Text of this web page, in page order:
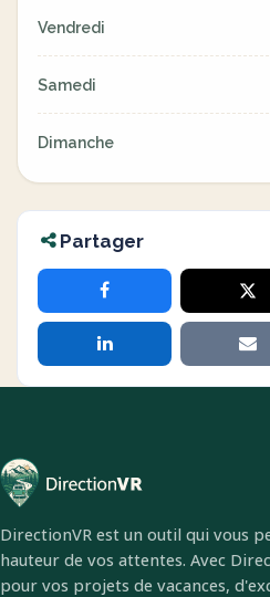
Vendredi
Samedi
Dimanche
Partager
DirectionVR est un outil qui vous
hauteur de vos attentes. Avec
pour vos projets de vacances,